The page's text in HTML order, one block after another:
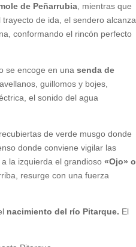
de Peñarrubia , mientras que
de ida, el sendero alcanza
conformando el rincón perfecto
se encoge en unasenda de
guillomos y bojes,
el sonido del agua
de verde musgo donde
donde conviene vigilar las
la izquierda el grandioso«Ojo» o
resurge con una fuerza
nacimiento del río Pitarque. El